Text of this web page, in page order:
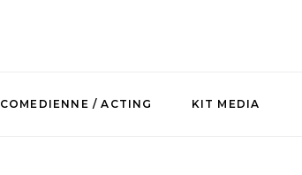
COMEDIENNE / ACTING KIT MEDIA